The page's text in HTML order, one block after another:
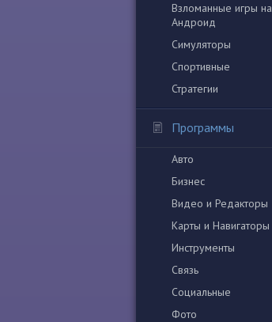
Взломанные игры на
Андроид
Симуляторы
Спортивные
Стратегии
Программы
Авто
Бизнес
Видео и Редакторы
Карты и Навигаторы
Инструменты
Связь
Социальные
Фото